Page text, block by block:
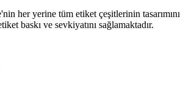
her yerine tüm etiket çeşitlerinin tasarımını
baskı ve sevkiyatını sağlamaktadır.